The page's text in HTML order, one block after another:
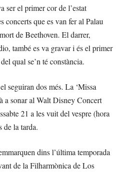
ser el primer cor de l’estat
concerts que es van fer al Palau
de Beethoven. El darrer,
també es va gravar i és el primer
qual se’n té constància.
seguiran dos més. La ‘Missa
a sonar al Walt Disney Concert
21 a les vuit del vespre (hora
de la tarda.
dins l’última temporada
de la Filharmònica de Los